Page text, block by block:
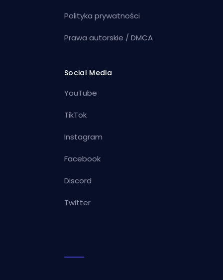
Polityka prywatności
Prawa autorskie / DMCA
Social Media
YouTube
TikTok
Instagram
Facebook
Discord
Twitter